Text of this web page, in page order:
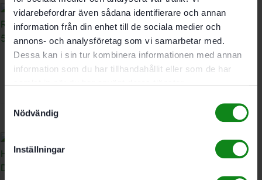
vidarebefordrar även sådana identifierare och annan
information från din enhet till de sociala medier och
annons- och analysföretag som vi samarbetar med.
Dessa kan i sin tur kombinera informationen med annan
information som du har tillhandahållit eller som de har
Nödvändig
Inställningar
Festool Standardstädset
RS-ST D 27/36-Plus